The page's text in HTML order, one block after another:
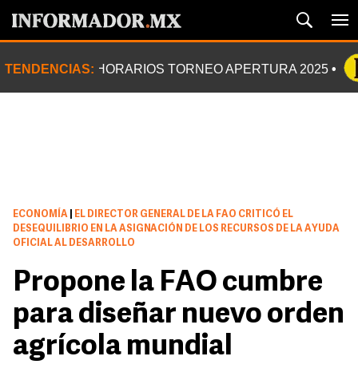
TENDENCIAS: HORARIOS TORNEO APERTURA 2025
ECONOMÍA
EL DIRECTOR GENERAL DE LA FAO CRITICÓ EL
DESEQUILIBRIO EN LA ASIGNACIÓN DE LOS RECURSOS DE LA AYUDA
OFICIAL AL DESARROLLO
Propone la FAO cumbre
para diseñar nuevo orden
agrícola mundial